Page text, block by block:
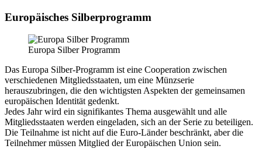
Europäisches Silberprogramm
Europa Silber Programm
Das Europa Silber-Programm ist eine Cooperation zwischen
verschiedenen Mitgliedsstaaten, um eine Münzserie
herauszubringen, die den wichtigsten Aspekten der gemeinsamen
europäischen Identität gedenkt.
Jedes Jahr wird ein signifikantes Thema ausgewählt und alle
Mitgliedsstaaten werden eingeladen, sich an der Serie zu beteiligen.
Die Teilnahme ist nicht auf die Euro-Länder beschränkt, aber die
Teilnehmer müssen Mitglied der Europäischen Union sein.